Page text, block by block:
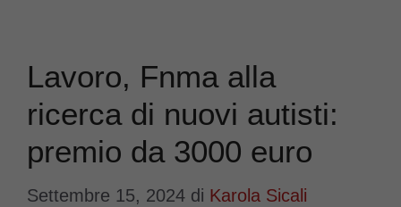
Lavoro, Fnma alla
ricerca di nuovi autisti:
premio da 3000 euro
Settembre 15, 2024 di Karola Sicali